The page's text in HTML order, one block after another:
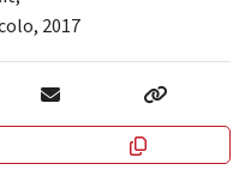
, 2017